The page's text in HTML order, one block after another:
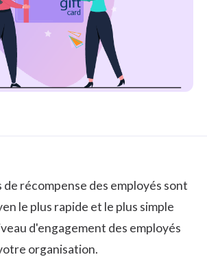
de récompense des employés sont
le plus rapide et le plus simple
d'engagement des employés
organisation.